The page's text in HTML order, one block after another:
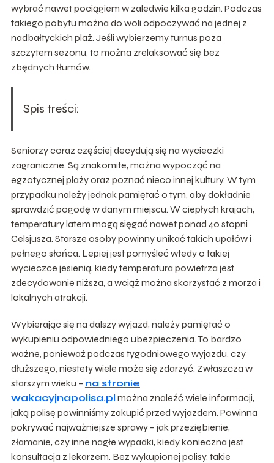
wybrać nawet pociągiem w zaledwie kilka godzin. Podczas
takiego pobytu można do woli odpoczywać na jednej z
nadbałtyckich plaż. Jeśli wybierzemy turnus poza
szczytem sezonu, to można zrelaksować się bez
zbędnych tłumów.
Spis treści:
Seniorzy coraz częściej decydują się na wycieczki
zagraniczne. Są znakomite, można wypocząć na
egzotycznej plaży oraz poznać nieco innej kultury. W tym
przypadku należy jednak pamiętać o tym, aby dokładnie
sprawdzić pogodę w danym miejscu. W ciepłych krajach,
temperatury latem mogą sięgać nawet ponad 40 stopni
Celsjusza. Starsze osoby powinny unikać takich upałów i
pełnego słońca. Lepiej jest pomyśleć wtedy o takiej
wycieczce jesienią, kiedy temperatura powietrza jest
zdecydowanie niższa, a wciąż można skorzystać z morza i
lokalnych atrakcji.
Wybierając się na dalszy wyjazd, należy pamiętać o
wykupieniu odpowiedniego ubezpieczenia. To bardzo
ważne, ponieważ podczas tygodniowego wyjazdu, czy
dłuższego, niestety wiele może się zdarzyć. Zwłaszcza w
starszym wieku – na stronie
wakacyjnapolisa.plmożna znaleźć wiele informacji,
jaką polisę powinniśmy zakupić przed wyjazdem. Powinna
pokrywać najważniejsze sprawy – jak przeziębienie,
złamanie, czy inne nagłe wypadki, kiedy konieczna jest
konsultacja z lekarzem. Bez wykupionej polisy, takie